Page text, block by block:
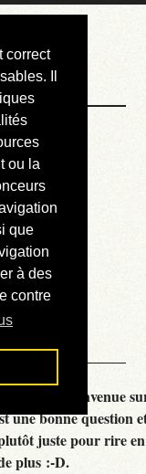
correct
Il
ou la
que
à des
contre
la bienvenue
une bonne question
juste pour rire
plus :-D.